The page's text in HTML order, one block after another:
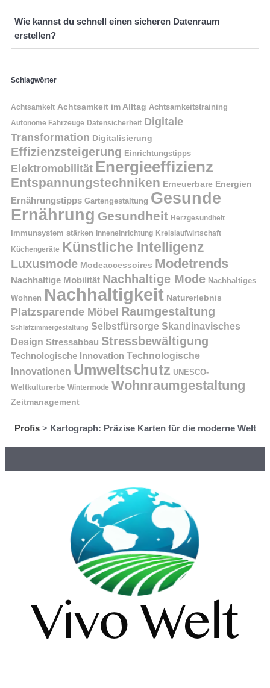
Wie kannst du schnell einen sicheren Datenraum
erstellen?
Schlagwörter
Achtsamkeit Achtsamkeit im Alltag Achtsamkeitstraining
Autonome Fahrzeuge Datensicherheit Digitale
Transformation Digitalisierung
Effizienzsteigerung Einrichtungstipps
Elektromobilität Energieeffizienz
Entspannungstechniken Erneuerbare Energien
Ernährungstipps Gartengestaltung Gesunde
Ernährung Gesundheit Herzgesundheit
Immunsystem stärken Inneneinrichtung Kreislaufwirtschaft
Küchengeräte Künstliche Intelligenz
Luxusmode Modeaccessoires Modetrends
Nachhaltige Mobilität Nachhaltige Mode Nachhaltiges
Wohnen Nachhaltigkeit Naturerlebnis
Platzsparende Möbel Raumgestaltung
Schlafzimmergestaltung Selbstfürsorge Skandinavisches
Design Stressabbau Stressbewältigung
Technologische Innovation Technologische
Innovationen Umweltschutz UNESCO-
Weltkulturerbe Wintermode Wohnraumgestaltung
Zeitmanagement
Profis> Kartograph: Präzise Karten für die moderne Welt